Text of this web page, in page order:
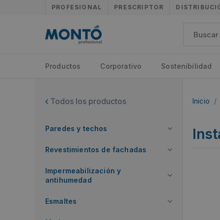
PROFESIONAL PRESCRIPTOR
Productos Corporativo Sostenibilidad
Todos los productos
Paredes y techos
Revestimientos de fachadas
Impermeabilización y
antihumedad
Esmaltes
Inicio /